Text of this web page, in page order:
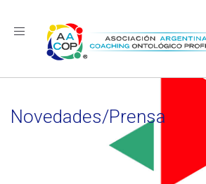
Navegación
Novedades/Prensa